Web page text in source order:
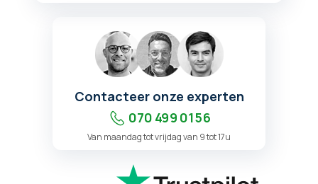
Contacteer onze experten
070 499 01 56
Van maandag tot vrijdag van 9 tot 17u